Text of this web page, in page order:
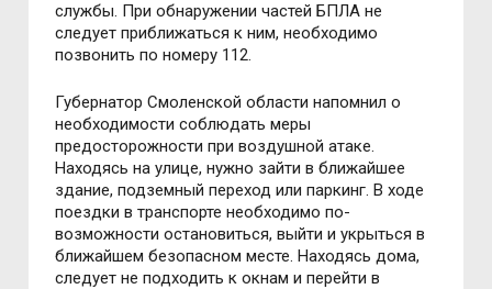
службы. При обнаружении частей БПЛА не
следует приближаться к ним, необходимо
позвонить по номеру 112.
Губернатор Смоленской области напомнил о
необходимости соблюдать меры
предосторожности при воздушной атаке.
Находясь на улице, нужно зайти в ближайшее
здание, подземный переход или паркинг. В ходе
поездки в транспорте необходимо по-
возможности остановиться, выйти и укрыться в
ближайшем безопасном месте. Находясь дома,
следует не подходить к окнам и перейти в